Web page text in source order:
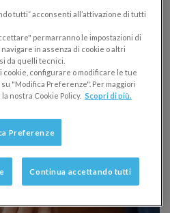
lavoro autonomo
la ritenuta d’acconto
guida per far luce sulla
tutti” acconsenti all’attivazione di tutti
permarranno le impostazioni di
in assenza di cookie o altri
da quelli tecnici.
configurare o modificare le tue
"Modifica Preferenze". Per maggiori
nostra Cookie Policy. Scopri di più.
Preferenze
Continua accettando tutti